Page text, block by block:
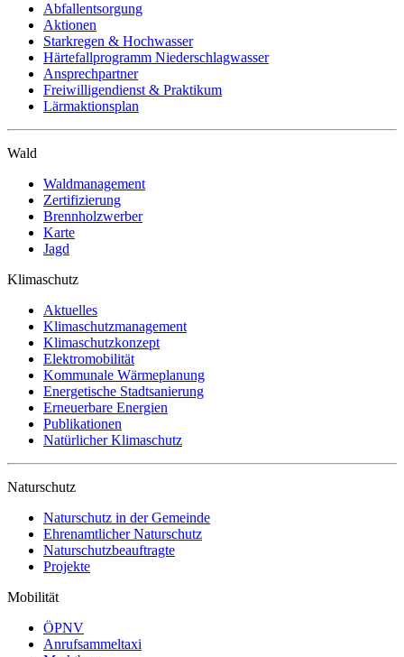
Abfallentsorgung
Aktionen
Starkregen & Hochwasser
Härtefallprogramm Niederschlagwasser
Ansprechpartner
Freiwilligendienst & Praktikum
Lärmaktionsplan
Wald
Waldmanagement
Zertifizierung
Brennholzwerber
Karte
Jagd
Klimaschutz
Aktuelles
Klimaschutzmanagement
Klimaschutzkonzept
Elektromobilität
Kommunale Wärmeplanung
Energetische Stadtsanierung
Erneuerbare Energien
Publikationen
Natürlicher Klimaschutz
Naturschutz
Naturschutz in der Gemeinde
Ehrenamtlicher Naturschutz
Naturschutzbeauftragte
Projekte
Mobilität
ÖPNV
Anrufsammeltaxi